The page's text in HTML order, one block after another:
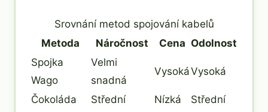
Srovnání metod spojování kabelů
Metoda
Náročnost Cena Odolnost
Spojka
Wago
Velmi
snadná
VysokáVysoká
Čokoláda Střední Nízká
Střední